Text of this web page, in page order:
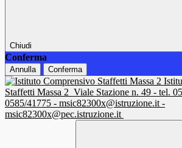
Chiudi
Conferma
Annulla Conferma
Staffetti Massa 2 Viale Stazione n. 49 - tel.
0585/41775 - msic82300x@istruzione.it -
msic82300x@pec.istruzione.it